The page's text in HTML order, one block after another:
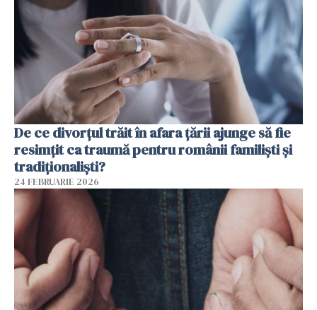
De ce divorțul trăit în afara țării ajunge să fie
resimțit ca traumă pentru românii familiști și
tradiționaliști?
24 FEBRUARIE 2026